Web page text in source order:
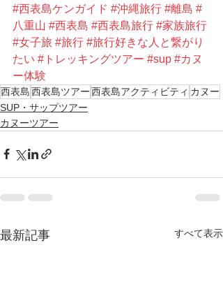
#西表島ケンガイド #沖縄旅行 #離島 #
八重山 #西表島 #西表島旅行 #家族旅行
#女子旅 #旅行 #旅行好きな人と繋がり
たい #トレッキングツアー #sup #カヌ
ー体験
西表島西表島ツアー西表島アクティビティ カヌー
SUP・サップツアー
カヌーツアー
最新記事 すべて表示